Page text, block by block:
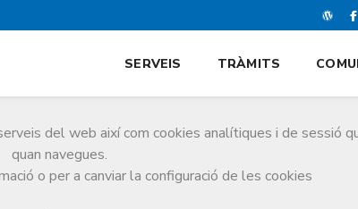
del web així com cookies analítiques i de sessió
quan navegues.
o per a canviar la configuració de les cookies
SERVEIS TRÀMITS
Festival Clàssics L’Escala-Empúries